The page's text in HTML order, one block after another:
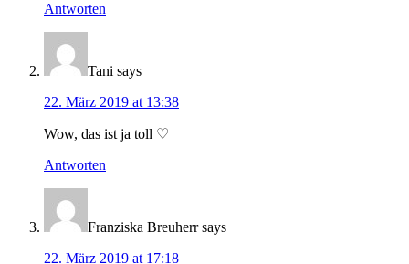
Antworten
Tani says
22. März 2019 at 13:38
Wow, das ist ja toll ♡
Antworten
Franziska Breuherr says
22. März 2019 at 17:18